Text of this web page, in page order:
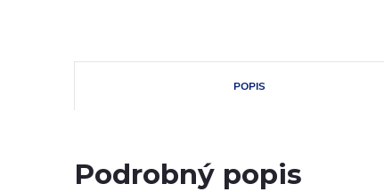
POPIS
Podrobný popis